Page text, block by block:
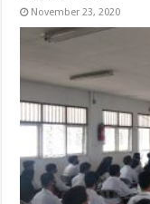
November 23, 2020